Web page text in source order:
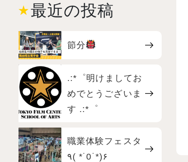
最近の投稿
節分
.:*゜明けましてお
めでとうございま
す .:*゜
職業体験フェスタ
٩( *˙0˙*)۶